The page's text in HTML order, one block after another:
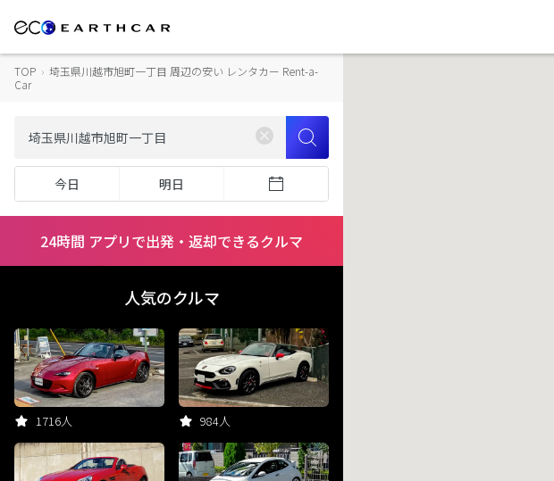
TOP › 埼玉県川越市旭町一丁目 周辺の安い レンタカー Rent-a-
Car
今日 明日
24時間 アプリで出発・返却できるクルマ
人気のクルマ
1716人 984人